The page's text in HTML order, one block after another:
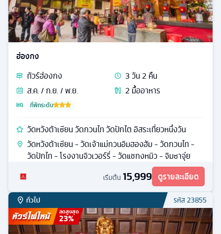
ฮ่องกง
ทัวร์ฮ่องกง 3วัน2 คืน
ส.ค. / ก.ย. / พ.ย.
2 มื้ออาหาร
ที่พักระดับ
วัดหวังต้าเซียน วัดกวนไท วัดปักไต อิสระเที่ยวหนึ่งวัน
วัดหวังต้าเซียน - วัดเจ้าแม่กวนอิมฮองฮัม - วัดกวนไท -
วัดปักไท - โรงงานจิวเวอร์รี่ - วัดแชกงหมิว - จิมซาจุ่ย
เริ่มต้น 15,999 ดูรายละเอียด
ทั่วไป รหัส23855
ลดสูงสุด
23%